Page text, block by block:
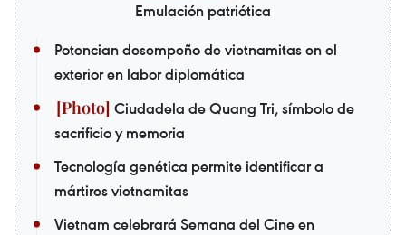
Emulación patriótica
Potencian desempeño de vietnamitas en el
exterior en labor diplomática
Ciudadela de Quang Tri, símbolo de
sacrificio y memoria
Tecnología genética permite identificar a
mártires vietnamitas
Vietnam celebrará Semana del Cine en